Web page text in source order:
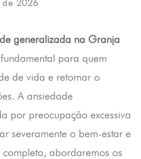
2026
generalizada na Granja
para quem
de vida e retomar o
A ansiedade
por preocupação excessiva
severamente o bem-estar e
abordaremos os